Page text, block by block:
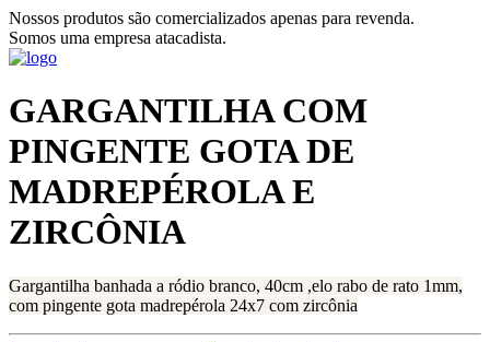
Nossos produtos são comercializados apenas para revenda.
Somos uma empresa atacadista.
GARGANTILHA COM
PINGENTE GOTA DE
MADREPÉROLA E
ZIRCÔNIA
Gargantilha banhada a ródio branco, 40cm ,elo rabo de rato 1mm,
com pingente gota madrepérola 24x7 com zircônia